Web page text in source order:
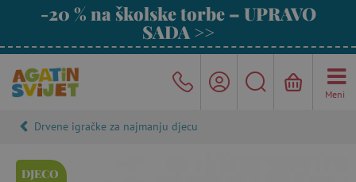
-20 % na školske torbe – UPRAVO
SADA >>
Meni
Drvene igračke za najmanju djecu
DJECO